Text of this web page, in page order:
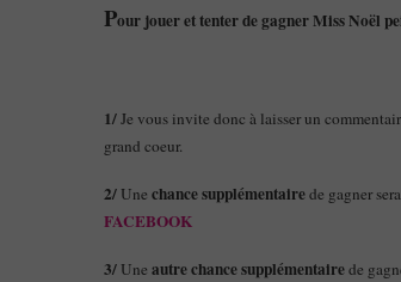
Pour jouer et tenter de gagner Miss Noël
1/Je vous invite donc à laisser un
grand coeur.
2/ Une chance supplémentairede gagner
FACEBOOK
3/ Une autre chance supplémentairede